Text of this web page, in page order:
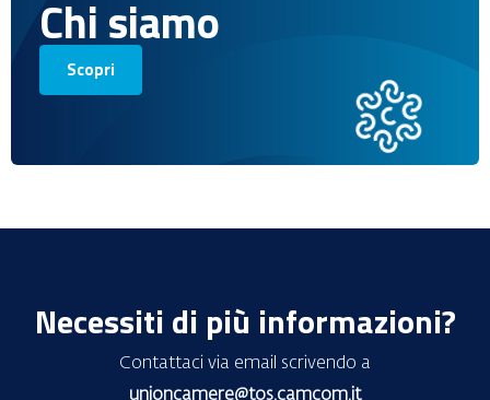
Chi siamo
Scopri
Necessiti di più informazioni?
Contattaci via email scrivendo a
unioncamere@tos.camcom.it